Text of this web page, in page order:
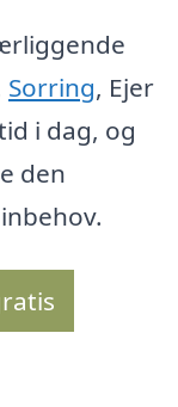
Sorring, Ejer
i dag, og
den